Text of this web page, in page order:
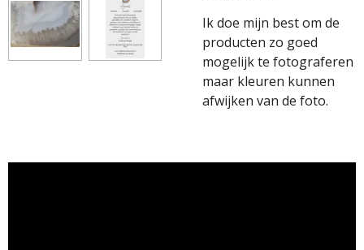
Ik doe mijn best om de
producten zo goed
mogelijk te fotograferen
maar kleuren kunnen
afwijken van de foto.